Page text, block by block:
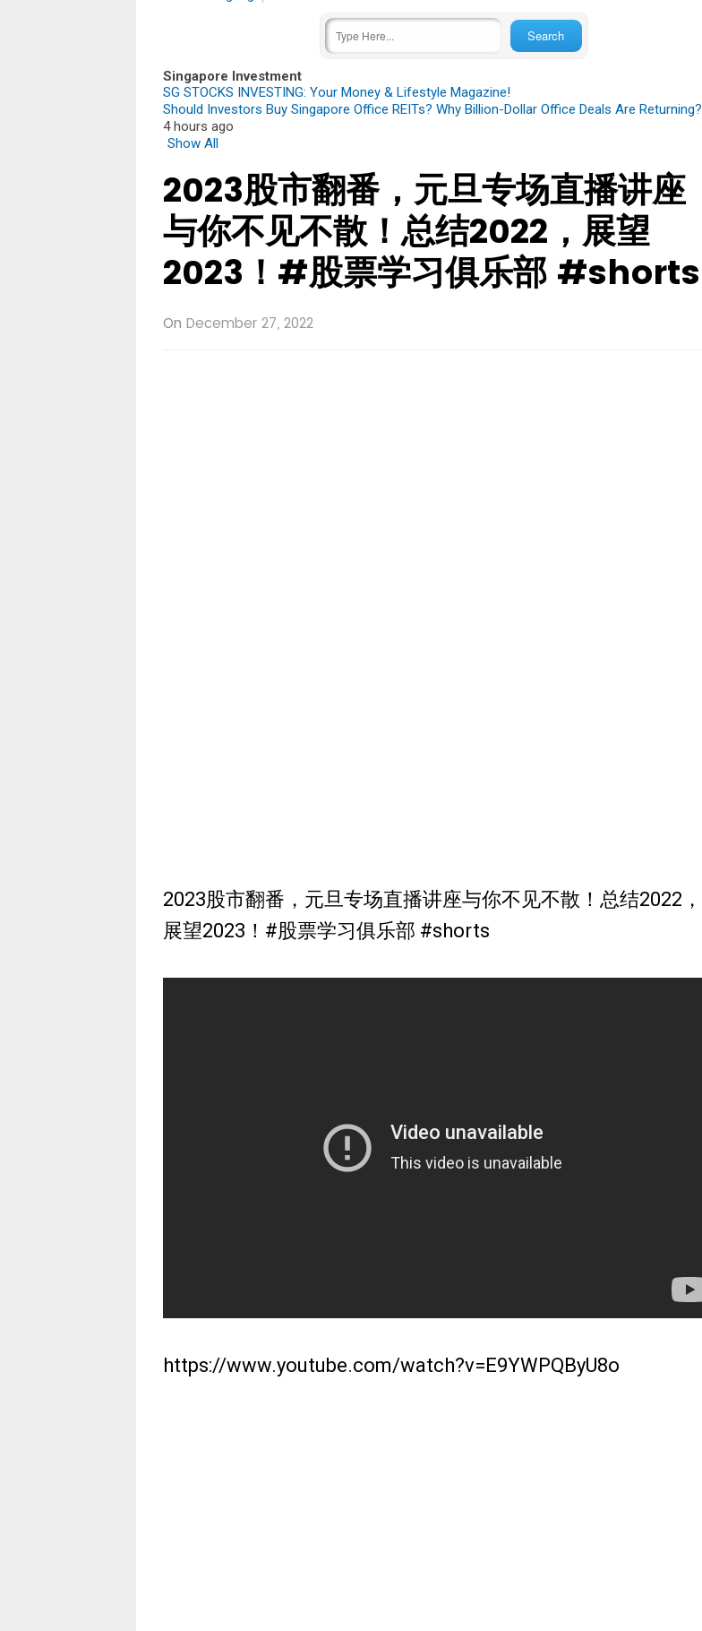
Singapore Investment
SG STOCKS INVESTING: Your Money & Lifestyle Magazine!
Should Investors Buy Singapore Office REITs? Why Billion-Dollar Office Deals Are Returning?
4 hours ago
Show All
2023股市翻番，元旦专场直播讲座
与你不见不散！总结2022，展望
2023！#股票学习俱乐部 #shorts
On December 27, 2022
2023股市翻番，元旦专场直播讲座与你不见不散！总结2022，
展望2023！#股票学习俱乐部 #shorts
https://www.youtube.com/watch?v=E9YWPQByU8o